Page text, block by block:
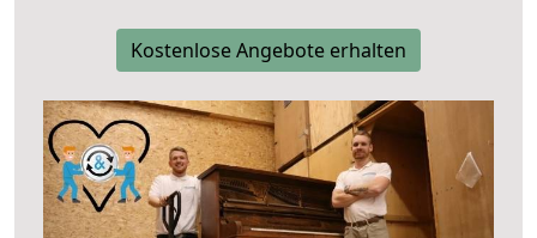
Kostenlose Angebote erhalten